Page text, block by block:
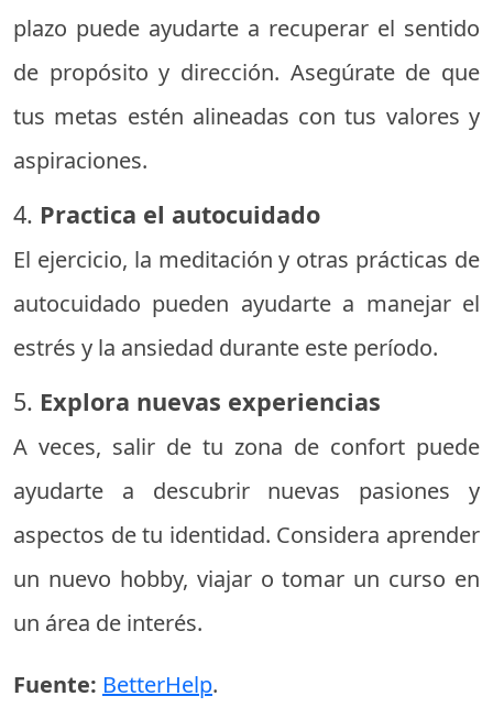
plazo puede ayudarte a recuperar el sentido
de propósito y dirección. Asegúrate de que
tus metas estén alineadas con tus valores y
aspiraciones.
4. Practica el autocuidado
El ejercicio, la meditación y otras prácticas de
autocuidado pueden ayudarte a manejar el
estrés y la ansiedad durante este período.
5. Explora nuevas experiencias
A veces, salir de tu zona de confort puede
ayudarte a descubrir nuevas pasiones y
aspectos de tu identidad. Considera aprender
un nuevo hobby, viajar o tomar un curso en
un área de interés.
Fuente: BetterHelp.